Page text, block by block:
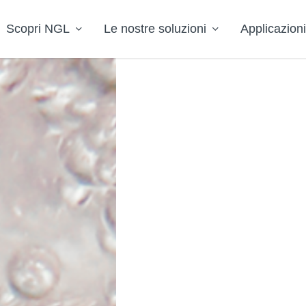
Scopri NGL Le nostre soluzioni Applicazioni